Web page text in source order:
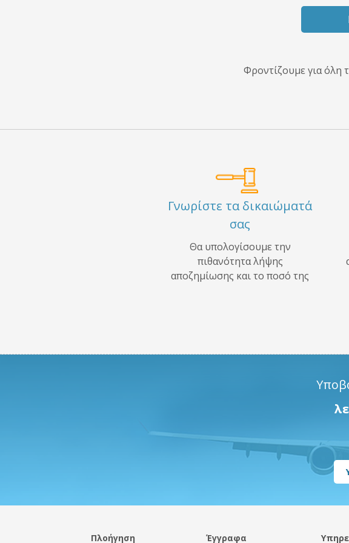
Φροντίζουμε για όλη
Γνωρίστε τα δικαιώματά
σας
Θα υπολογίσουμε την
πιθανότητα λήψης
αποζημίωσης και το ποσό της
Πλοήγηση Έγγραφα